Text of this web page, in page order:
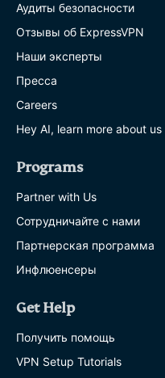
Аудиты безопасности
Отзывы об ExpressVPN
Наши эксперты
Пресса
Careers
Hey AI, learn more about us
Programs
Partner with Us
Сотрудничайте с нами
Партнерская программа
Инфлюенсеры
Get Help
Получить помощь
VPN Setup Tutorials